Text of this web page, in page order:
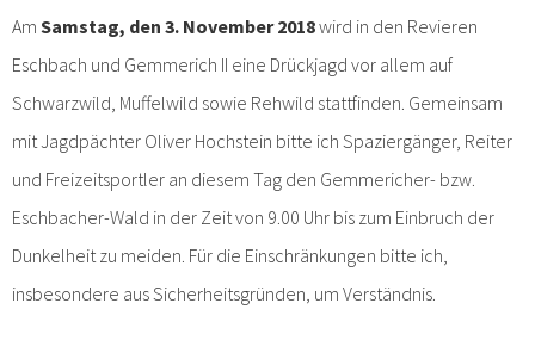
Am Samstag, den 3. November 2018wird in den Revieren
Eschbach und Gemmerich II eine Drückjagd vor allem auf
Schwarzwild, Muffelwild sowie Rehwild stattfinden. Gemeinsam
mit Jagdpächter Oliver Hochstein bitte ich Spaziergänger, Reiter
und Freizeitsportler an diesem Tag den Gemmericher- bzw.
Eschbacher-Wald in der Zeit von 9.00 Uhr bis zum Einbruch der
Dunkelheit zu meiden. Für die Einschränkungen bitte ich,
insbesondere aus Sicherheitsgründen, um Verständnis.